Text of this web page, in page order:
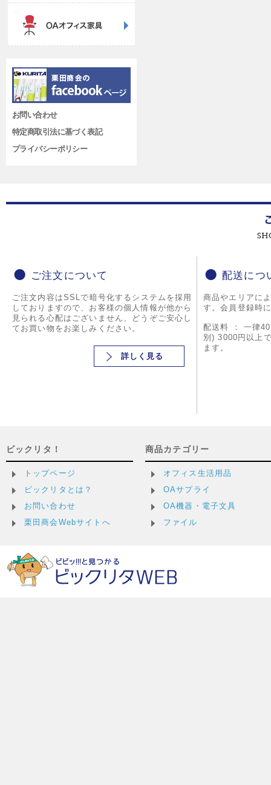
お問い合わせ
特定商取引法に基づく表記
プライバシーポリシー
ご注文について
ご注文内容はSSLで暗号化するシステムを採用
しておりますので、お客様の個人情報が他から
見られる心配はございません、どうぞご安心し
てお買い物をお楽しみください。
詳しく見る
配送につ
商品やエリアに
す。会員登録時
配送料 ： 一律
別) 3000円以上
ます。
ビックリタ！
トップページ
ビックリタとは？
お問い合わせ
栗田商会Webサイトへ
商品カテゴリー
オフィス生活用品
OAサプライ
OA機器・電子文具
ファイル